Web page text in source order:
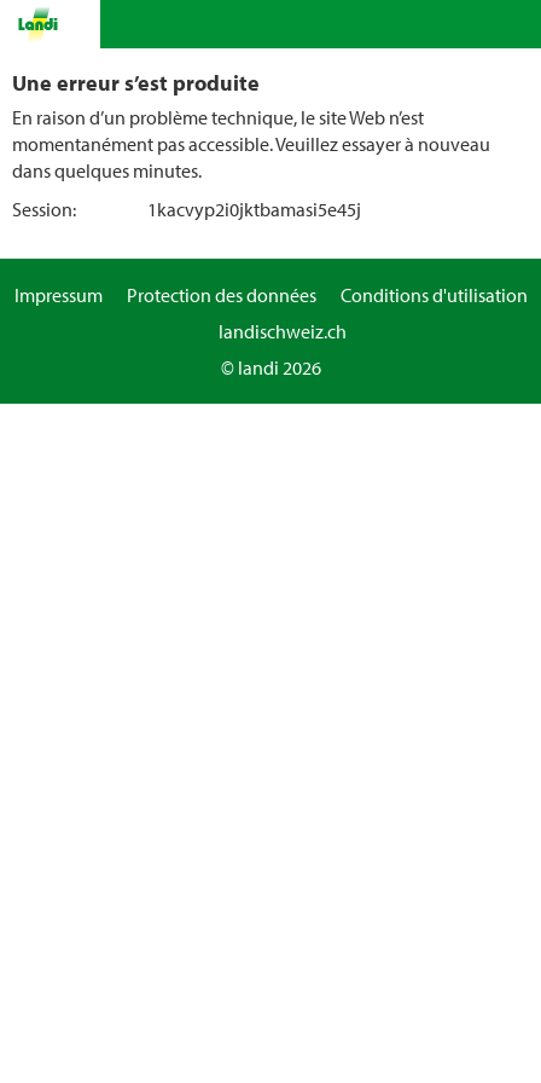
Une erreur s’est produite
En raison d’un problème technique, le site Web n’est
momentanément pas accessible. Veuillez essayer à nouveau
dans quelques minutes.
Session:
1kacvyp2i0jktbamasi5e45j
Impressum Protection des données
Conditions d'utilisation
landischweiz.ch
© landi 2026